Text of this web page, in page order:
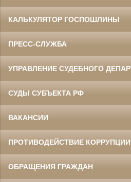
КАЛЬКУЛЯТОР ГОСПОШЛИНЫ
ПРЕСС-СЛУЖБА
УПРАВЛЕНИЕ СУДЕБНОГО
СУДЫ СУБЪЕКТА РФ
ВАКАНСИИ
ПРОТИВОДЕЙСТВИЕ КОРРУПЦИИ
ОБРАЩЕНИЯ ГРАЖДАН